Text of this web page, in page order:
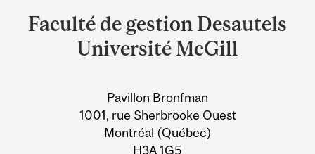
LEÇONS SUR L’AMOUR,
L’INTÉGRITÉ ET LE
and
University
Faculté de gestion Desautels
Université McGill
Pavillon Bronfman
1001, rue Sherbrooke Ouest
Montréal (Québec)
H3A 1G5